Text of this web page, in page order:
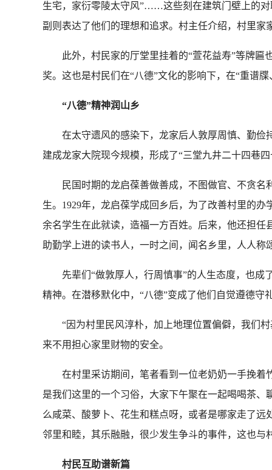
生宅，家衍零陵太守风”……这些刻在建筑门壁上的
副则表达了他们的理想和追求。村主任介绍，村里
此外，村民家的厅堂里挂着的“萱花益寿”等牌匾
奖。这也是村民们在“八德”文化的影响下，在“重谱
“八德”精神润山乡
在太守遗风的感染下，龙家后人敦厚周慎、勤俭
建成龙家大院现今规模，形成了“三堂九井二十四巷
民国时期的龙启葆善做善成，不图做官、不贪名
生。1929年，龙启葆学成回乡后，为了改善村里的
余名学生在此就读，造福一方百姓。后来，他还担
助勤学上进的读书人，一时之间，闻名乡里，人人称
先辈们“做敦厚人，行周慎事”的人生态度，也成
精神。在潜移默化中，“八德”变成了他们自觉遵德守
“因为村里民风淳朴，加上地理位置偏僻，我们村
来不用担心家里财物的安全。
在村里采访期间，笔者看到一位老奶奶一手挽着竹
是我们这里的一个习俗，大家下午聚在一起喝喝茶
么咸菜、酸萝卜、花生和糕点呀，或者是哪家走了
邻里和睦，其乐融融，很少发生争斗的事件，这也与
村民互助谱新篇